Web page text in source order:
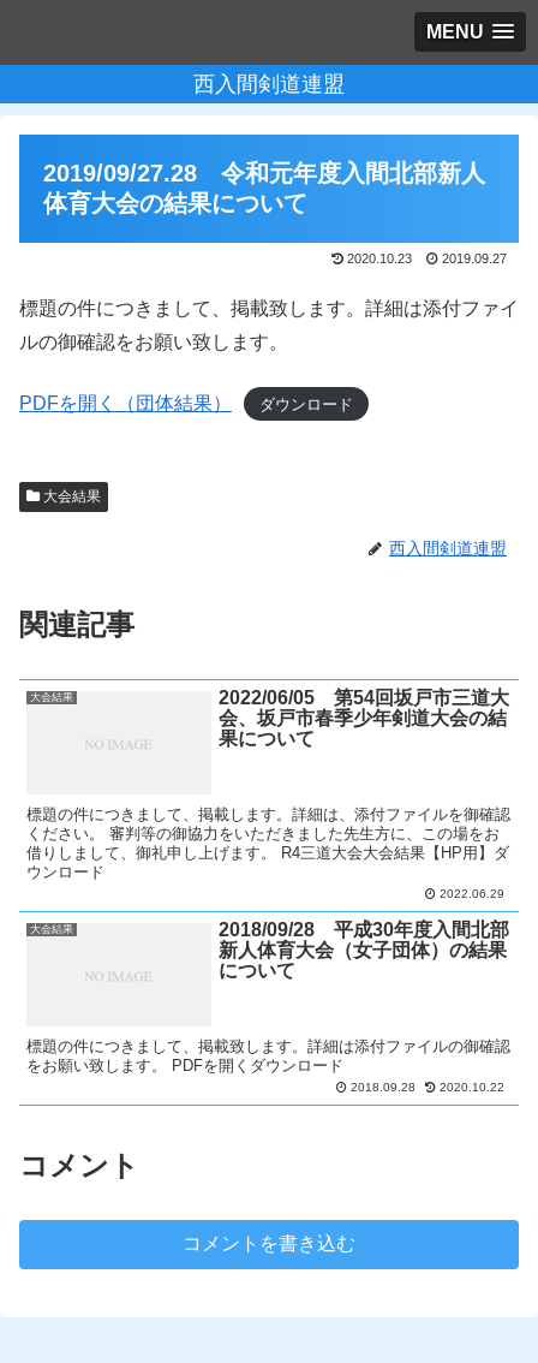
MENU
西入間剣道連盟
2019/09/27.28 令和元年度入間北部新人
体育大会の結果について
2020.10.23 2019.09.27
標題の件につきまして、掲載致します。​詳細は添付ファイ
ルの御確認をお願い致します。
PDFを開く（団体結果） ダウンロード
大会結果
西入間剣道連盟
関連記事
大会結果
2022/06/05 第54回坂戸市三道大
会、坂戸市春季少年剣道大会の結
果について
標題の件につきまして、掲載します。詳細は、添付ファイルを御確認
ください。 審判等の御協力をいただきました先生方に、この場をお
借りしまして、御礼申し上げます。 R4三道大会大会結果【HP用】ダ
ウンロード
2022.06.29
大会結果
2018/09/28 平成30年度入間北部
新人体育大会（女子団体）の結果
について
標題の件につきまして、掲載致します。​詳細は添付ファイルの御確認
をお願い致します。 PDFを開くダウンロード
2018.09.28 2020.10.22
コメント
コメントを書き込む